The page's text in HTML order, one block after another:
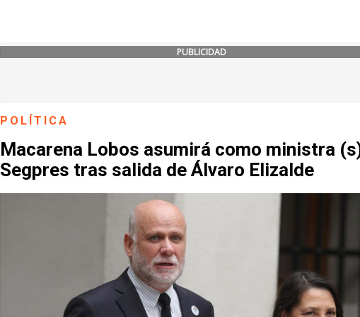
PUBLICIDAD
POLÍTICA
Macarena Lobos asumirá como ministra
Segpres tras salida de Álvaro Elizalde